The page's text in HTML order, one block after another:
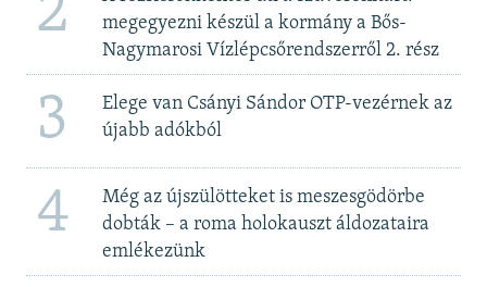
2
megegyezni készül a kormány a Bős-
Nagymarosi Vízlépcsőrendszerről 2. rész
3
Elege van Csányi Sándor OTP-vezérnek az
újabb adókból
4
Még az újszülötteket is meszesgödörbe
dobták – a roma holokauszt áldozataira
emlékezünk